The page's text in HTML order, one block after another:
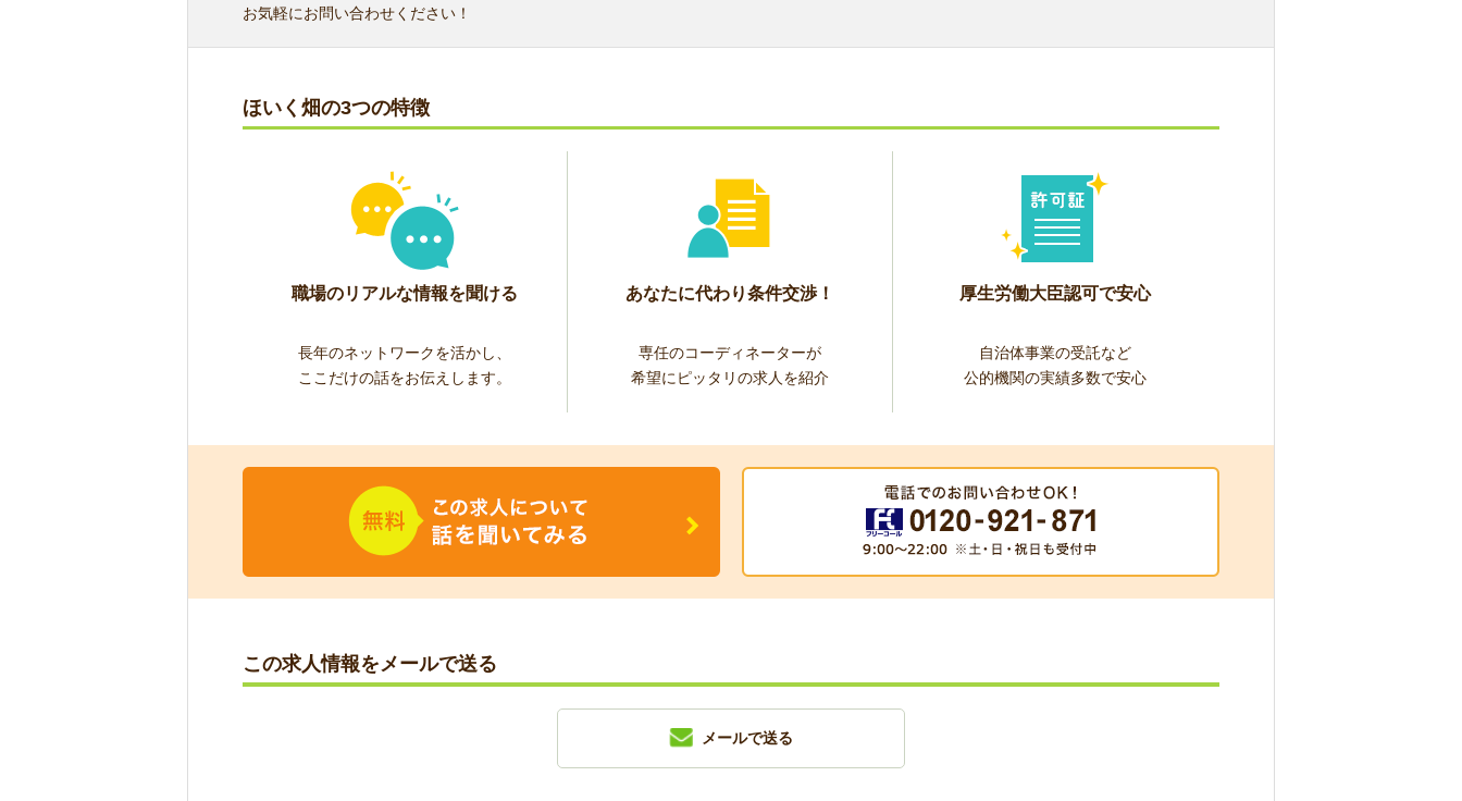
お気軽にお問い合わせください！
ほいく畑の3つの特徴
職場のリアルな情報を聞ける
長年のネットワークを活かし、
ここだけの話をお伝えします。
あなたに代わり条件交渉！
専任のコーディネーターが
希望にピッタリの求人を紹介
厚生労働大臣認可で安心
自治体事業の受託など
公的機関の実績多数で安心
この求人情報をメールで送る
メールで送る